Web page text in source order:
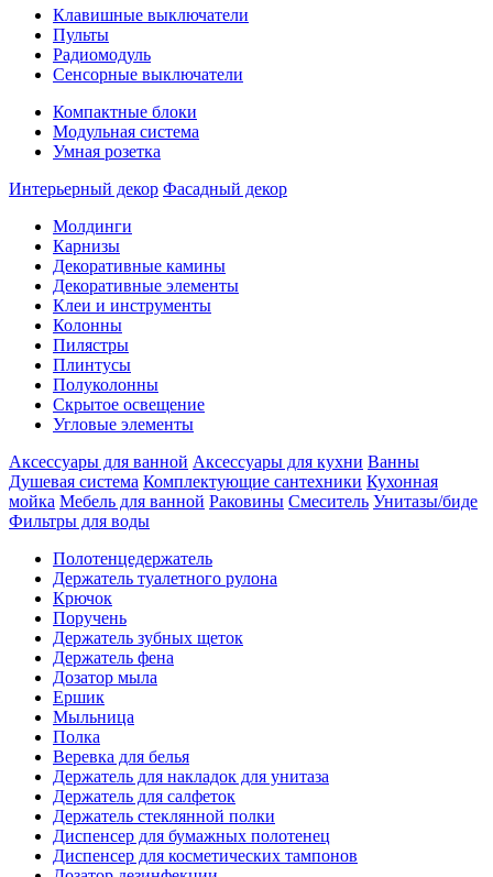
Клавишные выключатели
Пульты
Радиомодуль
Сенсорные выключатели
Компактные блоки
Модульная система
Умная розетка
Интерьерный декор Фасадный декор
Молдинги
Карнизы
Декоративные камины
Декоративные элементы
Клеи и инструменты
Колонны
Пилястры
Плинтусы
Полуколонны
Скрытое освещение
Угловые элементы
Аксессуары для ванной Аксессуары для кухни Ванны
Душевая система Комплектующие сантехники Кухонная
мойка Мебель для ванной Раковины Смеситель Унитазы/биде
Фильтры для воды
Полотенцедержатель
Держатель туалетного рулона
Крючок
Поручень
Держатель зубных щеток
Держатель фена
Дозатор мыла
Eршик
Мыльница
Полка
Веревка для белья
Держатель для накладок для унитаза
Держатель для салфеток
Держатель стеклянной полки
Диспенсер для бумажных полотенец
Диспенсер для косметических тампонов